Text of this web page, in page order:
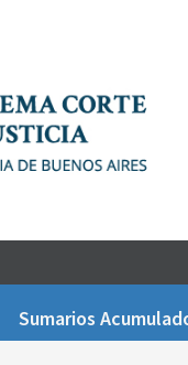
Sumarios